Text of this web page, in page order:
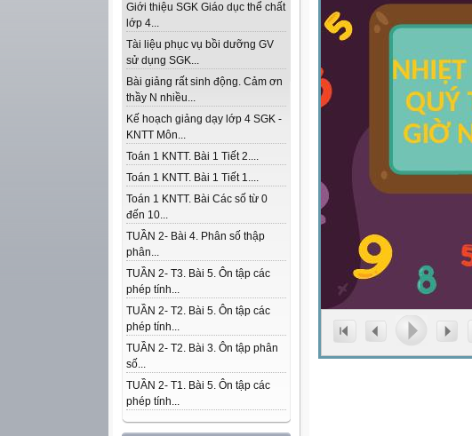
Giới thiệu SGK Giáo dục thể chất
lớp 4...
Tài liệu phục vụ bồi dưỡng GV
sử dụng SGK...
Bài giảng rất sinh động. Cảm ơn
thầy N nhiều...
Kế hoạch giảng dạy lớp 4 SGK -
KNTT Môn...
Toán 1 KNTT. Bài 1 Tiết 2....
Toán 1 KNTT. Bài 1 Tiết 1....
Toán 1 KNTT. Bài Các số từ 0
đến 10...
TUẦN 2- Bài 4. Phân số thập
phân...
TUẦN 2- T3. Bài 5. Ôn tập các
phép tính...
TUẦN 2- T2. Bài 5. Ôn tập các
phép tính...
TUẦN 2- T2. Bài 3. Ôn tập phân
số...
TUẦN 2- T1. Bài 5. Ôn tập các
phép tính...